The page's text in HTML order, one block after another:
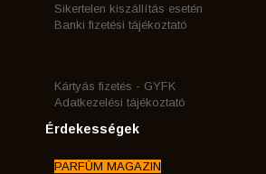
Sikertelen kiszállítás esetén
Banki fizetési tájékoztató
Kártyás fizetés - GYFK
Adatkezelési tájékoztató
Érdekességek
PARFÜM MAGAZIN